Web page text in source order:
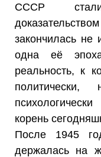
СССР
закончилась
одна её
реальность, к
политически,
корень
После 1945
держалась на